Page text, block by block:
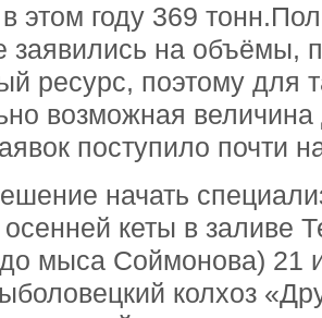
этом году 369
заявились на
ресурс, поэтому для
возможная
поступило почти
начать
кеты в заливе
мыса Соймонова) 21
колхоз